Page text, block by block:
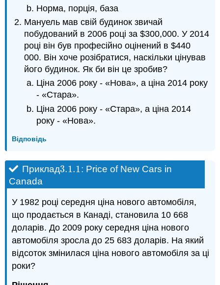
Норма, порція, база
Мануель мав свій будинок звичай
побудований в 2006 році за $300,000. У 2014
році він був професійно оцінений в $440
000. Він хоче розібратися, наскільки цінував
його будинок. Як би він це зробив?
Ціна 2006 року - «Нова», а ціна 2014 року
- «Стара».
Ціна 2006 року - «Стара», а ціна 2014
року - «Нова».
Відповідь
Приклад3.1.1
3.1.1: Price of New Cars in
Canada
У 1982 році середня ціна нового автомобіля,
що продається в Канаді, становила 10 668
доларів. До 2009 року середня ціна нового
автомобіля зросла до 25 683 доларів. На який
відсоток змінилася ціна нового автомобіля за ці
роки?